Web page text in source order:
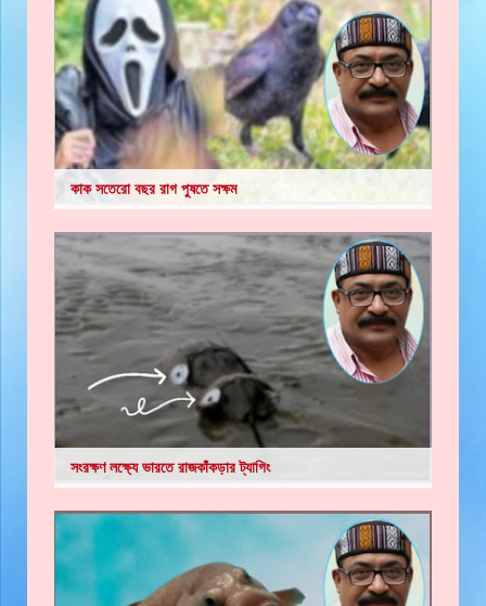
কাক সতেরো বছর রাগ পুষতে সক্ষম
সংরক্ষণ লক্ষ্যে ভারতে রাজকাঁকড়ার ট্যাগিং